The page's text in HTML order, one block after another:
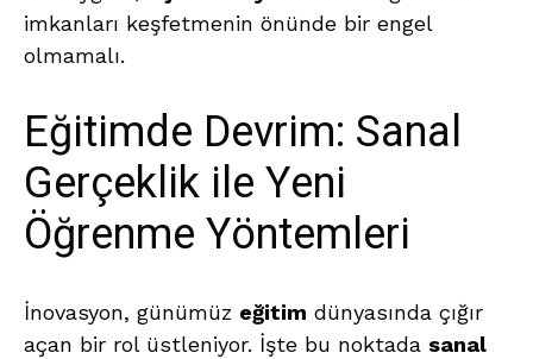
imkanları keşfetmenin önünde bir engel
olmamalı.
Eğitimde Devrim: Sanal
Gerçeklik ile Yeni
Öğrenme Yöntemleri
İnovasyon, günümüz eğitim dünyasında çığır
açan bir rol üstleniyor. İşte bu noktada sanal